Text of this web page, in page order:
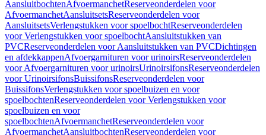
AansluitbochtenAfvoermanchetReserveonderdelen voor
AfvoermanchetAansluitsetsReserveonderdelen voor
AansluitsetsVerlengstukken voor spoelbochtReserveonderdelen
voor Verlengstukken voor spoelbochtAansluitstukken van
PVCReserveonderdelen voor Aansluitstukken van PVCDichtingen
en afdekkappenAfvoergarnituren voor urinoirsReserveonderdelen
voor Afvoergarnituren voor urinoirsUrinoirsifonsReserveonderdelen
voor UrinoirsifonsBuissifonsReserveonderdelen voor
BuissifonsVerlengstukken voor spoelbuizen en voor
spoelbochtenReserveonderdelen voor Verlengstukken voor
spoelbuizen en voor
spoelbochtenAfvoermanchetReserveonderdelen voor
AfvoermanchetAansluitbochtenReserveonderdelen voor